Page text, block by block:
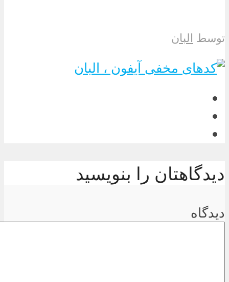
توسط البان
دیدگاهتان را بنویسید
دیدگاه